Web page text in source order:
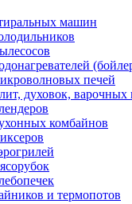
машин
печей
духовок, варочных
комбайнов
и термопотов